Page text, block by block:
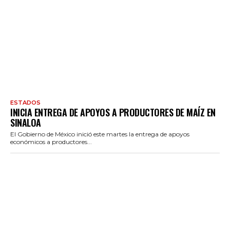
ESTADOS
INICIA ENTREGA DE APOYOS A PRODUCTORES DE MAÍZ EN
SINALOA
El Gobierno de México inició este martes la entrega de apoyos
económicos a productores...